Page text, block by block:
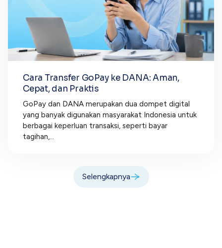
Cara Transfer GoPay ke DANA: Aman,
Cepat, dan Praktis
GoPay dan DANA merupakan dua dompet digital
yang banyak digunakan masyarakat Indonesia untuk
berbagai keperluan transaksi, seperti bayar
tagihan,...
Selengkapnya